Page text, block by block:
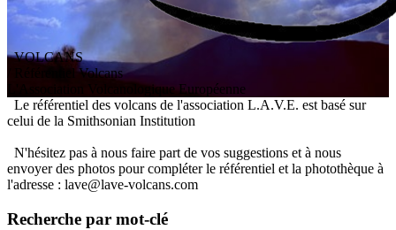
VOLCANS
/ Référentiel Volcans
ssociation V olcanologiqueEuropéenne
Le référentiel des volcans de l'association L.A.V.E. est basé sur
celui de la Smithsonian Institution
N'hésitez pas à nous faire part de vos suggestions et à nous
envoyer des photos pour compléter le référentiel et la photothèque à
l'adresse : lave@lave-volcans.com
Recherche par mot-clé